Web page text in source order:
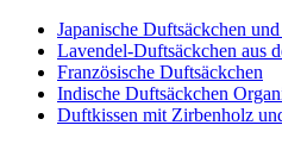
Japanische Duftsäckchen
Lavendel-Duftsäckchen aus
Französische Duftsäckchen
Indische Duftsäckchen
Duftkissen mit Zirbenholz